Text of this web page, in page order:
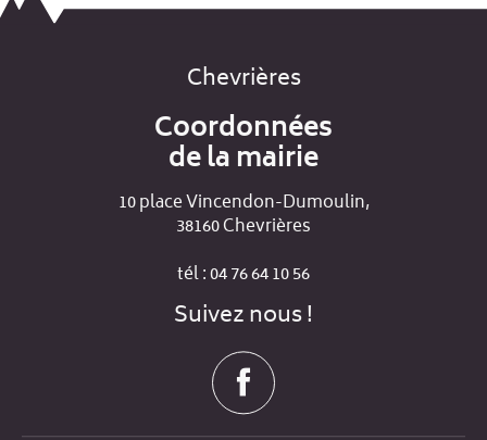
Chevrières
Coordonnées
de la mairie
10 place Vincendon-Dumoulin,
38160 Chevrières
tél : 04 76 64 10 56
Suivez nous !